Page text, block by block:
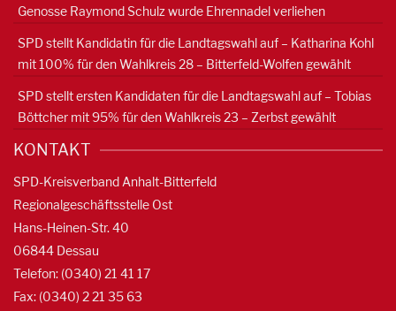
Genosse Raymond Schulz wurde Ehrennadel verliehen
SPD stellt Kandidatin für die Landtagswahl auf – Katharina Kohl
mit 100% für den Wahlkreis 28 – Bitterfeld-Wolfen gewählt
SPD stellt ersten Kandidaten für die Landtagswahl auf – Tobias
Böttcher mit 95% für den Wahlkreis 23 – Zerbst gewählt
KONTAKT
SPD-Kreisverband Anhalt-Bitterfeld
Regionalgeschäftsstelle Ost
Hans-Heinen-Str. 40
06844 Dessau
Telefon: (0340) 21 41 17
Fax: (0340) 2 21 35 63